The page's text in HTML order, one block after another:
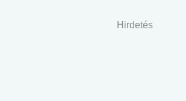
Hirdetés